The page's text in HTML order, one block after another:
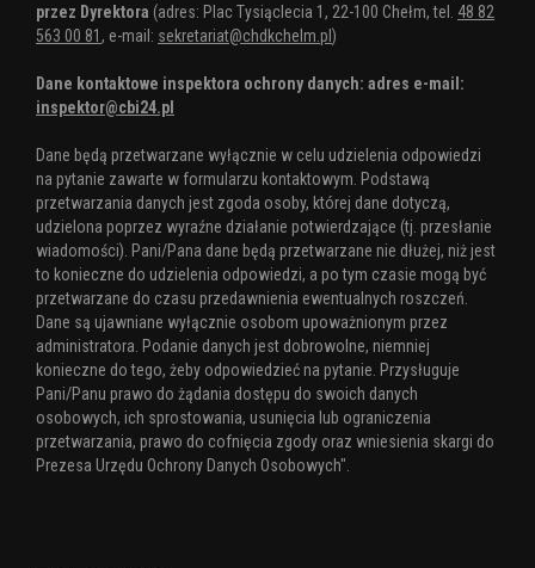
przez Dyrektora (adres: Plac Tysiąclecia 1, 22-100 Chełm, tel. 48 82
563 00 81 , e-mail: sekretariat@chdkchelm.pl )
Dane kontaktowe inspektora ochrony danych: adres e-mail:
inspektor@cbi24.pl
Dane będą przetwarzane wyłącznie w celu udzielenia odpowiedzi
na pytanie zawarte w formularzu kontaktowym. Podstawą
przetwarzania danych jest zgoda osoby, której dane dotyczą,
udzielona poprzez wyraźne działanie potwierdzające (tj. przesłanie
wiadomości). Pani/Pana dane będą przetwarzane nie dłużej, niż jest
to konieczne do udzielenia odpowiedzi, a po tym czasie mogą być
przetwarzane do czasu przedawnienia ewentualnych roszczeń.
Dane są ujawniane wyłącznie osobom upoważnionym przez
administratora. Podanie danych jest dobrowolne, niemniej
konieczne do tego, żeby odpowiedzieć na pytanie. Przysługuje
Pani/Panu prawo do żądania dostępu do swoich danych
osobowych, ich sprostowania, usunięcia lub ograniczenia
przetwarzania, prawo do cofnięcia zgody oraz wniesienia skargi do
Prezesa Urzędu Ochrony Danych Osobowych".